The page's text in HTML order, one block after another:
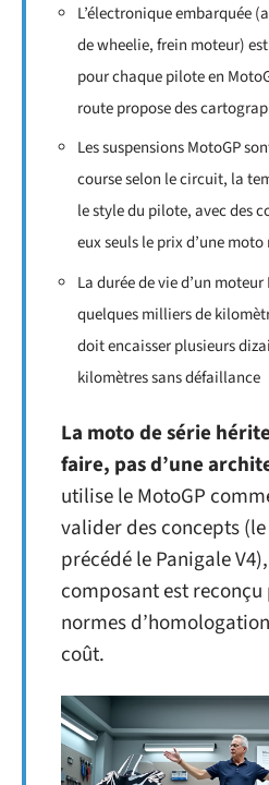
L’électronique embarquée
de wheelie, frein moteur)
pour chaque pilote en
route propose des
Les suspensions MotoGP
course selon le circuit, la
le style du pilote, avec des
eux seuls le prix d’une moto
La durée de vie d’un
quelques milliers de
doit encaisser plusieurs
kilomètres sans défaillance
La moto de série
faire, pas d’une
utilise le MotoGP
valider des concepts
précédé le Panigale
composant est
normes
coût.